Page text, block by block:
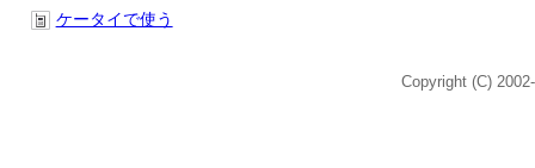
ケータイで使う
Copyright (C)